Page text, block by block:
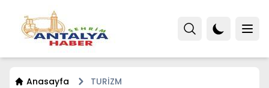
Anasayfa TURİZM